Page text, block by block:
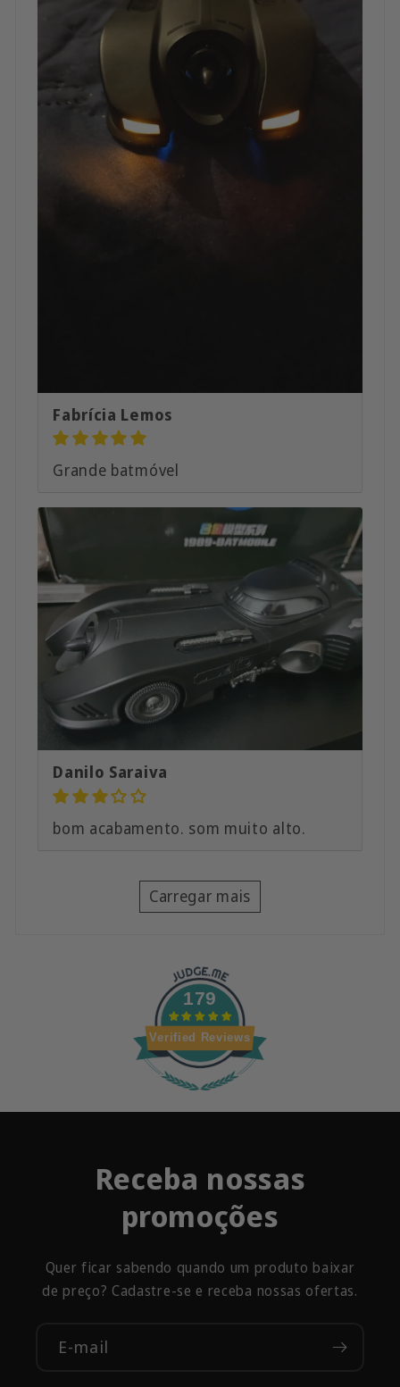
Fabrícia Lemos
Grande batmóvel
Danilo Saraiva
bom acabamento. som muito alto.
Carregar mais
179
Verified Reviews
Receba nossas
promoções
Quer ficar sabendo quando um produto baixar
de preço? Cadastre-se e receba nossas ofertas.
E-mail